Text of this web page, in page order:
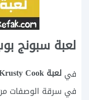
لعبة سبونج
في لعبة SpongeBob Krusty Cook
في سرقة الوصفات